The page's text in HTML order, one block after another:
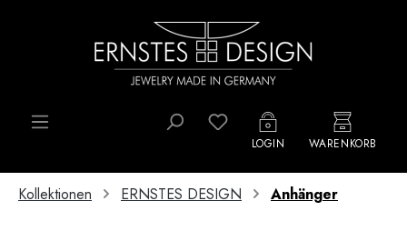
Zum Hauptinhalt springen
Du hast 0 Produkte auf
LOGIN WARENKORB
Kollektionen ERNSTES DESIGN Anhänger